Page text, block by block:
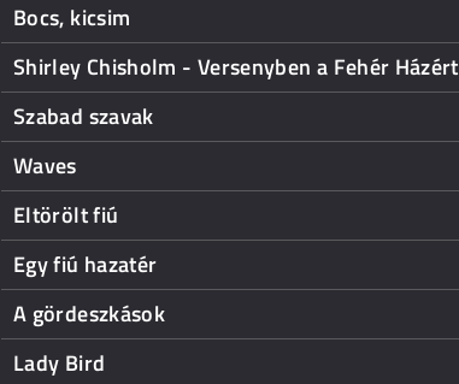
Bocs, kicsim
Shirley Chisholm - Versenyben a Fehér Házért
Szabad szavak
Waves
Eltörölt fiú
Egy fiú hazatér
A gördeszkások
Lady Bird